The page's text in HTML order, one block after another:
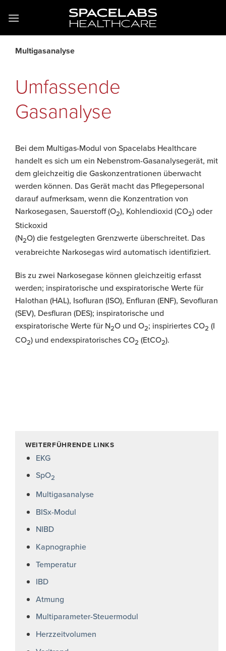
Inhalt
Multigasanalyse
Umfassende
Gasanalyse
Bei dem Multigas-Modul von Spacelabs Healthcare
handelt es sich um ein Nebenstrom-Gasanalysegerät, mit
dem gleichzeitig die Gaskonzentrationen überwacht
werden können. Das Gerät macht das Pflegepersonal
darauf aufmerksam, wenn die Konzentration von
Narkosegasen, Sauerstoff (O2), Kohlendioxid (CO2) oder
Stickoxid
(N2O) die festgelegten Grenzwerte überschreitet. Das
verabreichte Narkosegas wird automatisch identifiziert.
Bis zu zwei Narkosegase können gleichzeitig erfasst
werden; inspiratorische und exspiratorische Werte für
Halothan (HAL), Isofluran (ISO), Enfluran (ENF), Sevofluran
(SEV), Desfluran (DES); inspiratorische und
exspiratorische Werte für N2O und O2; inspiriertes CO2 (I
CO2) und endexspiratorisches CO2 (EtCO2).
WEITERFÜHRENDE LINKS
EKG
SpO2
Multigasanalyse
BISx-Modul
NIBD
Kapnographie
Temperatur
IBD
Atmung
Multiparameter-Steuermodul
Herzzeitvolumen